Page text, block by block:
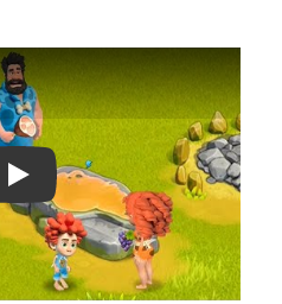
Play: Keynote (Google I/O '18)